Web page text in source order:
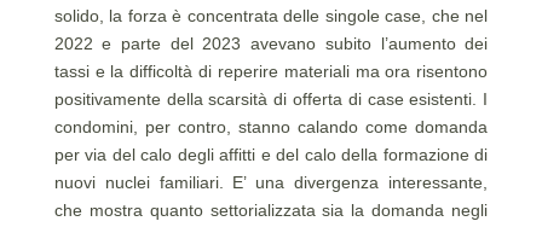
solido, la forza è concentrata delle singole case, che nel
2022 e parte del 2023 avevano subito l’aumento dei
tassi e la difficoltà di reperire materiali ma ora risentono
positivamente della scarsità di offerta di case esistenti. I
condomini, per contro, stanno calando come domanda
per via del calo degli affitti e del calo della formazione di
nuovi nuclei familiari. E’ una divergenza interessante,
che mostra quanto settorializzata sia la domanda negli